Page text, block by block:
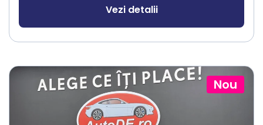
Vezi detalii
Nou